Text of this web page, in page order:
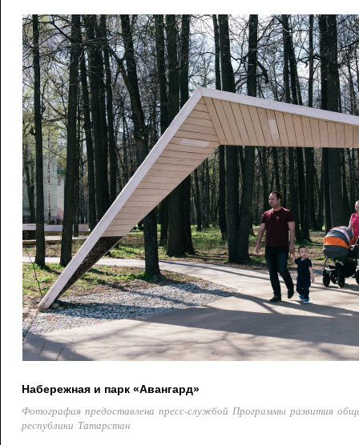
Набережная и парк «Авангард»
Фотография предоставлена пресс-службой Программы развития
республики Татарстан